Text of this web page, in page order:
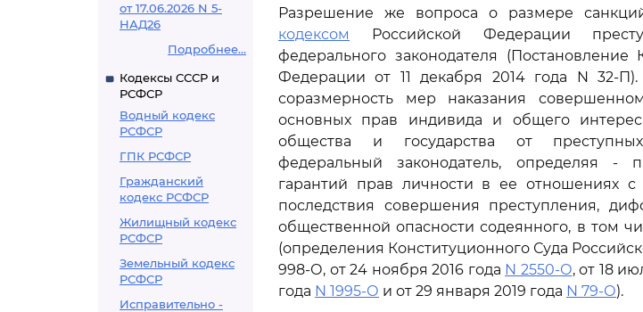
от 17.06.2026 N 5-
НАД26
Подробнее...
Кодексы СССР и
РСФСР
Водный кодекс
РСФСР
ГПК РСФСР
Гражданский
кодекс РСФСР
Жилищный кодекс
РСФСР
Земельный кодекс
РСФСР
Исправительно -
Разрешение же вопроса о размере
кодексом
Российской Федерации
федерального законодателя (Постановление
Федерации от 11 декабря 2014 года N 32-
соразмерность мер наказания
основных прав индивида и общего
общества и государства от преступных
федеральный законодатель, определяя -
гарантий прав личности в ее отношениях с
последствия совершения преступления,
общественной опасности содеянного, в том
(определения Конституционного Суда
998-О, от 24 ноября 2016 года N 2550-О, от 18
года N 1995-О и от 29 января 2019 года N 79-О).